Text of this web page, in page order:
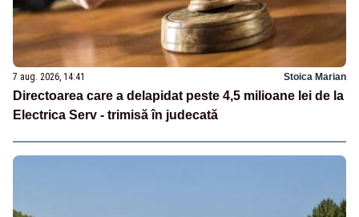
7 aug. 2026, 14:41 Stoica Marian
Directoarea care a delapidat peste 4,5 milioane lei de la
Electrica Serv - trimisă în judecată